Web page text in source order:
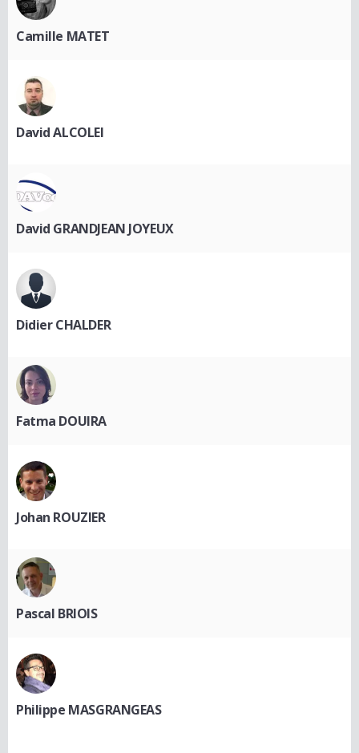
Camille MATET
David ALCOLEI
David GRANDJEAN JOYEUX
Didier CHALDER
Fatma DOUIRA
Johan ROUZIER
Pascal BRIOIS
Philippe MASGRANGEAS